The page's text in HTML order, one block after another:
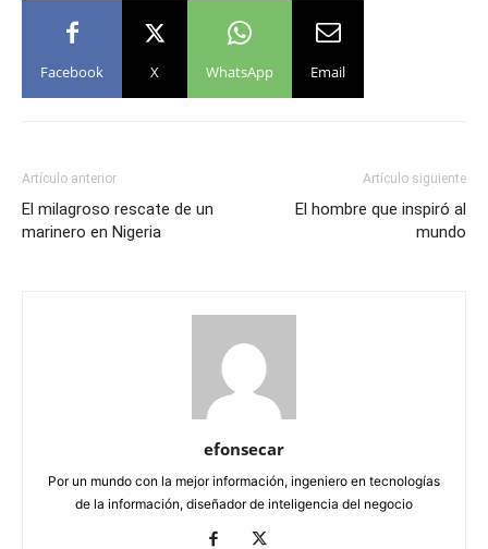
Facebook X WhatsApp Email
Artículo anterior
El milagroso rescate de un
marinero en Nigeria
Artículo siguiente
El hombre que inspiró al
mundo
efonsecar
Por un mundo con la mejor información, ingeniero en tecnologías
de la información, diseñador de inteligencia del negocio